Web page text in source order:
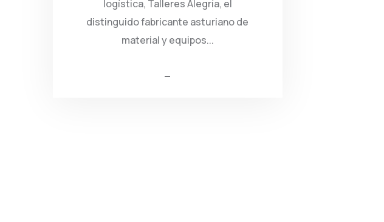
logística, Talleres Alegría, el
distinguido fabricante asturiano de
material y equipos...